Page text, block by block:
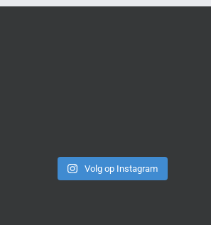
Volg op Instagram